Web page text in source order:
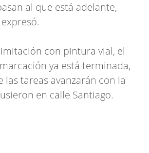
al que está adelante,
con pintura vial, el
ya está terminada,
las tareas avanzarán con la
en calle Santiago.